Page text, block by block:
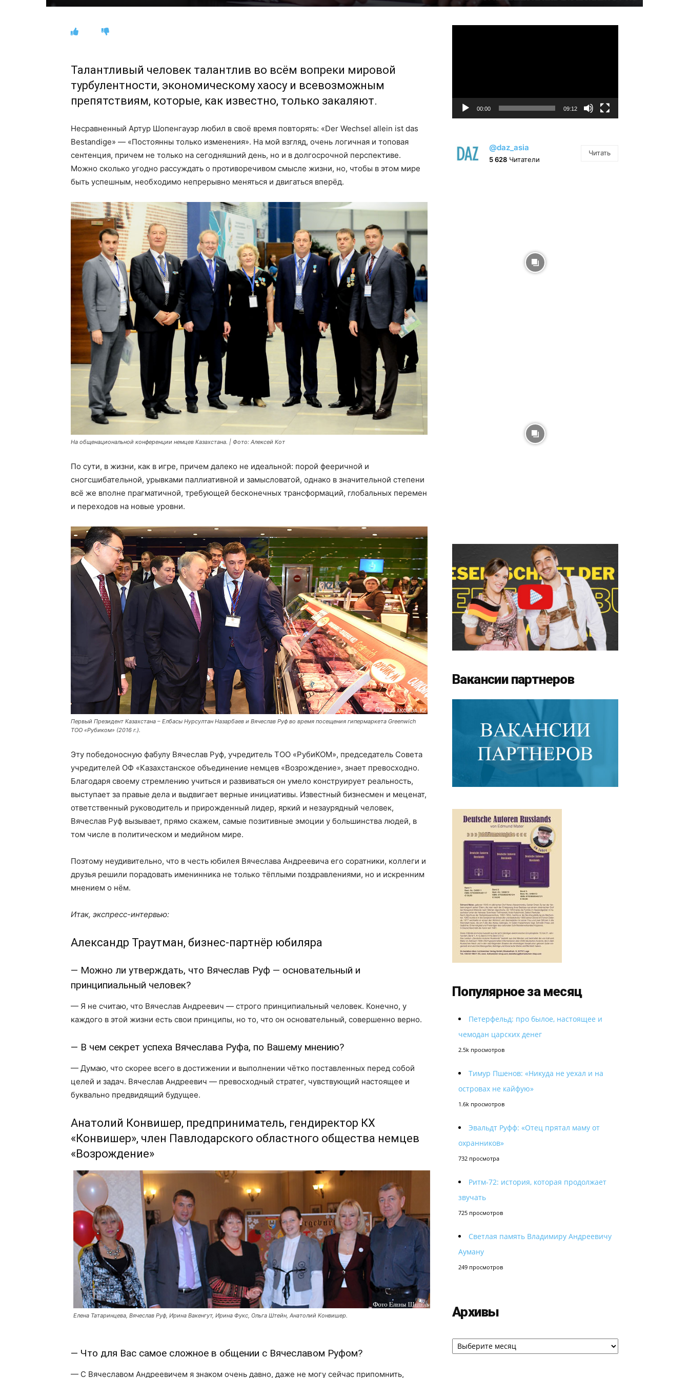
Талантливый человек талантлив во всём вопреки мировой
турбулентности, экономическому хаосу и всевозможным
препятствиям, которые, как известно, только закаляют.
Несравненный Артур Шопенгауэр любил в своё время повторять: «Der Wechsel allein ist das
Bestandige» — «Постоянны только изменения». На мой взгляд, очень логичная и топовая
сентенция, причем не только на сегодняшний день, но и в долгосрочной перспективе.
Можно сколько угодно рассуждать о противоречивом смысле жизни, но, чтобы в этом мире
быть успешным, необходимо непрерывно меняться и двигаться вперёд.
На общенациональной конференции немцев Казахстана. | Фото: Алексей Кот
По сути, в жизни, как в игре, причем далеко не идеальной: порой фееричной и
сногсшибательной, урывками паллиативной и замысловатой, однако в значительной степени
всё же вполне прагматичной, требующей бесконечных трансформаций, глобальных перемен
и переходов на новые уровни.
Первый Президент Казахстана – Елбасы Нурсултан Назарбаев и Вячеслав Руф во время посещения гипермаркета Greenwich
ТОО «Рубиком» (2016 г.).
Эту победоносную фабулу Вячеслав Руф, учредитель ТОО «РубиКОМ», председатель Совета
учредителей ОФ «Казахстанское объединение немцев «Возрождение», знает превосходно.
Благодаря своему стремлению учиться и развиваться он умело конструирует реальность,
выступает за правые дела и выдвигает верные инициативы. Известный бизнесмен и меценат,
ответственный руководитель и прирожденный лидер, яркий и незаурядный человек,
Вячеслав Руф вызывает, прямо скажем, самые позитивные эмоции у большинства людей, в
том числе в политическом и медийном мире.
Поэтому неудивительно, что в честь юбилея Вячеслава Андреевича его соратники, коллеги и
друзья решили порадовать именинника не только тёплыми поздравлениями, но и искренним
мнением о нём.
Итак, экспресс-интервью:
Александр Траутман, бизнес-партнёр юбиляра
— Можно ли утверждать, что Вячеслав Руф — основательный и
принципиальный человек?
— Я не считаю, что Вячеслав Андреевич — строго принципиальный человек. Конечно, у
каждого в этой жизни есть свои принципы, но то, что он основательный, совершенно верно.
— В чем секрет успеха Вячеслава Руфа, по Вашему мнению?
— Думаю, что скорее всего в достижении и выполнении чётко поставленных перед собой
целей и задач. Вячеслав Андреевич — превосходный стратег, чувствующий настоящее и
буквально предвидящий будущее.
Анатолий Конвишер, предприниматель, гендиректор КХ
«Конвишер», член Павлодарского областного общества немцев
«Возрождение»
Елена Татаринцева, Вячеслав Руф, Ирина Вакенгут, Ирина Фукс, Ольга Штейн, Анатолий Конвишер.
— Что для Вас самое сложное в общении с Вячеславом Руфом?
— С Вячеславом Андреевичем я знаком очень давно, даже не могу сейчас припомнить,
00:00 09:12
@daz_asia
5 628 Читатели
Читать
Вакансии партнеров
Популярное за месяц
Петерфельд: про былое, настоящее и
чемодан царских денег
2.5k просмотров
Тимур Пшенов: «Никуда не уехал и на
островах не кайфую»
1.6k просмотров
Эвальдт Руфф: «Отец прятал маму от
охранников»
732 просмотра
Ритм-72: история, которая продолжает
звучать
725 просмотров
Светлая память Владимиру Андреевичу
Ауману
249 просмотров
Архивы
Архивы